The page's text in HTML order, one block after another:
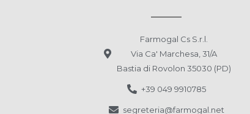
Farmogal Cs S.r.l.
Via Ca' Marchesa, 31/A
Bastia di Rovolon 35030 (PD)
+39 049 9910785
segreteria@farmogal.net